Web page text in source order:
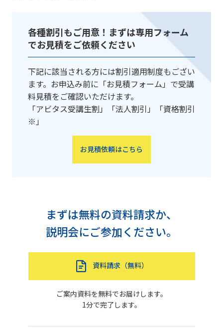
各種割引もご用意！まずは専用フォーム
でお見積をご依頼ください
下記に該当される方には割引適用制度もござい
ます。お申込み前に「お見積フォーム」で受講
料見積をご確認いただけます。
「アビタス受講生割」「法人割引」「資格割引
※」
お見積依頼はこちら
まずは無料の資料請求か、
説明会にご参加ください。
資料請求（無料）
ご案内資料を無料でお届けします。
1分で完了します。